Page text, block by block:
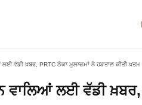
ਵੱਡੀ ਖ਼ਬਰ, PRTC ਠੇਕਾ ਮੁਲਾਜ਼ਮਾਂ ਨੇ ਹੜਤਾਲ ਕੀਤੀ ਖ਼ਤਮ
ਵਾਲਿਆਂ ਲਈ ਵੱਡੀ ਖ਼ਬਰ,